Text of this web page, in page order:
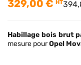
329,00 € HT
Habillage bois brut
mesure pourOpel